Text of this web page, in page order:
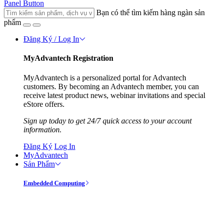
Panel Button
Bạn có thể tìm kiếm hàng ngàn sản
phẩm
Đăng Ký / Log In
MyAdvantech Registration
MyAdvantech is a personalized portal for Advantech
customers. By becoming an Advantech member, you can
receive latest product news, webinar invitations and special
eStore offers.
Sign up today to get 24/7 quick access to your account
information.
Đăng Ký Log In
MyAdvantech
Sản Phẩm
Embedded Computing